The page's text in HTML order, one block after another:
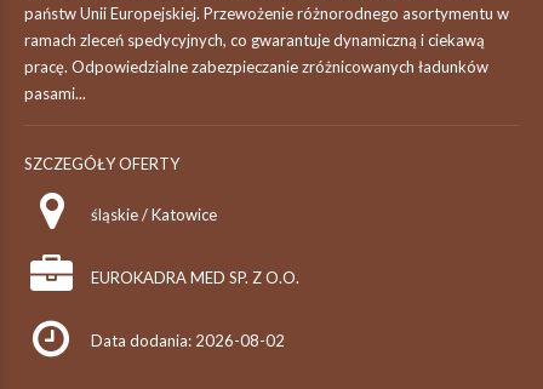
państw Unii Europejskiej. Przewożenie różnorodnego asortymentu w
ramach zleceń spedycyjnych, co gwarantuje dynamiczną i ciekawą
pracę. Odpowiedzialne zabezpieczanie zróżnicowanych ładunków
pasami...
SZCZEGÓŁY OFERTY
śląskie / Katowice
EUROKADRA MED SP. Z O.O.
Data dodania: 2026-08-02